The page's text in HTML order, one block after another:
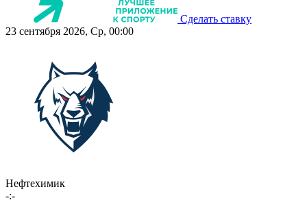
Сделать ставку
23 сентября 2026, Ср, 00:00
Нефтехимик
-:-